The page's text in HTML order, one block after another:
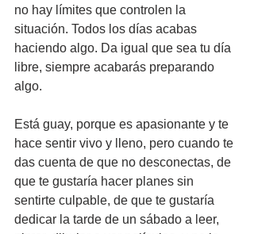
no hay límites que controlen la
situación. Todos los días acabas
haciendo algo. Da igual que sea tu día
libre, siempre acabarás preparando
algo.
Está guay, porque es apasionante y te
hace sentir vivo y lleno, pero cuando te
das cuenta de que no desconectas, de
que te gustaría hacer planes sin
sentirte culpable, de que te gustaría
dedicar la tarde de un sábado a leer,